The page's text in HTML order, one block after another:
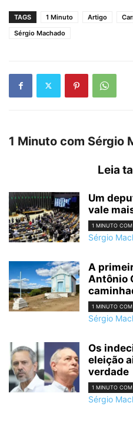
TAGS 1 Minuto Artigo
Sérgio Machado
1 Minuto com Sérgio
Leia
Um
vale
1 MINUTO
Sérgio
A
Antônio
1 MINUTO
Sérgio
Os
eleição
verdade
1 MINUTO
Sérgio